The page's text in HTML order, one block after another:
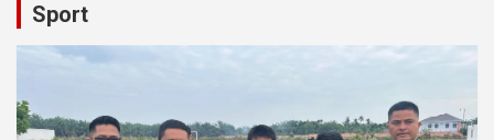
Sport